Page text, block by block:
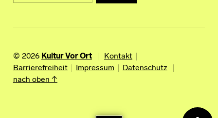
© 2026 Kultur Vor Ort
Kontakt
Barrierefreiheit
Impressum
Datenschutz
nach oben ↑